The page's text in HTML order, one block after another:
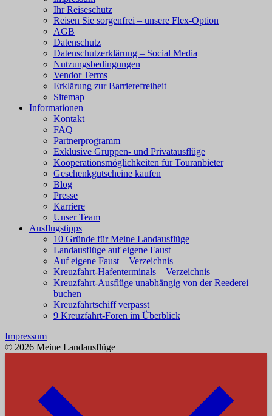
Ihr Reiseschutz
Reisen Sie sorgenfrei – unsere Flex-Option
AGB
Datenschutz
Datenschutzerklärung – Social Media
Nutzungsbedingungen
Vendor Terms
Erklärung zur Barrierefreiheit
Sitemap
Informationen
Kontakt
FAQ
Partnerprogramm
Exklusive Gruppen- und Privatausflüge
Kooperationsmöglichkeiten für Touranbieter
Geschenkgutscheine kaufen
Blog
Presse
Karriere
Unser Team
Ausflugstipps
10 Gründe für Meine Landausflüge
Landausflüge auf eigene Faust
Auf eigene Faust – Verzeichnis
Kreuzfahrt-Hafenterminals – Verzeichnis
Kreuzfahrt-Ausflüge unabhängig von der Reederei
buchen
Kreuzfahrtschiff verpasst
9 Kreuzfahrt-Foren im Überblick
Impressum
© 2026 Meine Landausflüge